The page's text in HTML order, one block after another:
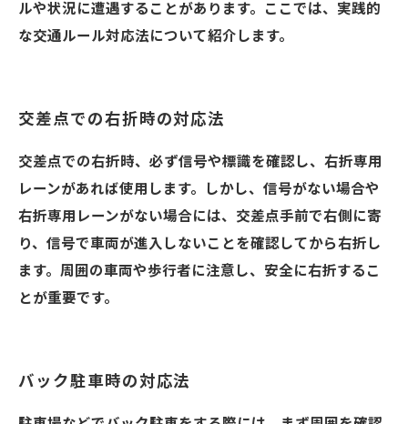
ルや状況に遭遇することがあります。ここでは、実践的
な交通ルール対応法について紹介します。
交差点での右折時の対応法
交差点での右折時、必ず信号や標識を確認し、右折専用
レーンがあれば使用します。しかし、信号がない場合や
右折専用レーンがない場合には、交差点手前で右側に寄
り、信号で車両が進入しないことを確認してから右折し
ます。周囲の車両や歩行者に注意し、安全に右折するこ
とが重要です。
バック駐車時の対応法